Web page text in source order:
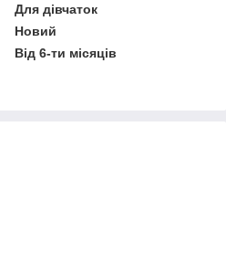
Для дівчаток
Новий
Від 6-ти місяців